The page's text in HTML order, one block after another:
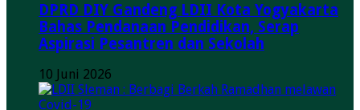
DPRD DIY Gandeng LDII Kota Yogyakarta
Bahas Pendanaan Pendidikan, Serap
Aspirasi Pesantren dan Sekolah
10 Juni 2026